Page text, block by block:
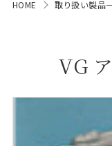
HOME 取り扱い製品
VG